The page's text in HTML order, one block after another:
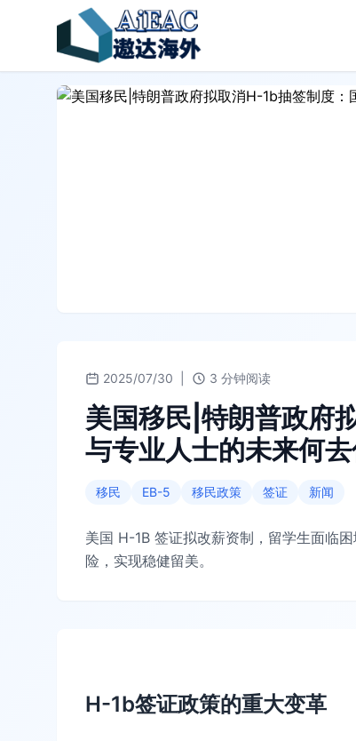
2025/07/30 3 分钟阅读
美国移民|特朗普政府
与专业人士的未来何去
移民 EB-5 移民政策 签证 新闻
美国 H-1B 签证拟改薪资制，留学生面临
险，实现稳健留美。
H-1b签证政策的重大变革